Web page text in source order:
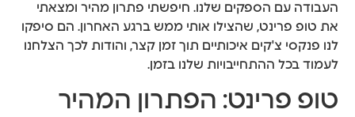
העבודה עם הספקים שלנו. חיפשתי פתרון מהיר ומצאתי
את טופ פרינט, שהצילו אותי ממש ברגע האחרון. הם סיפקו
לנו פנקסי צ'קים איכותיים תוך זמן קצר, והודות לכך הצלחנו
לעמוד בכל ההתחייבויות שלנו בזמן.
טופ פרינט: הפתרון המהיר